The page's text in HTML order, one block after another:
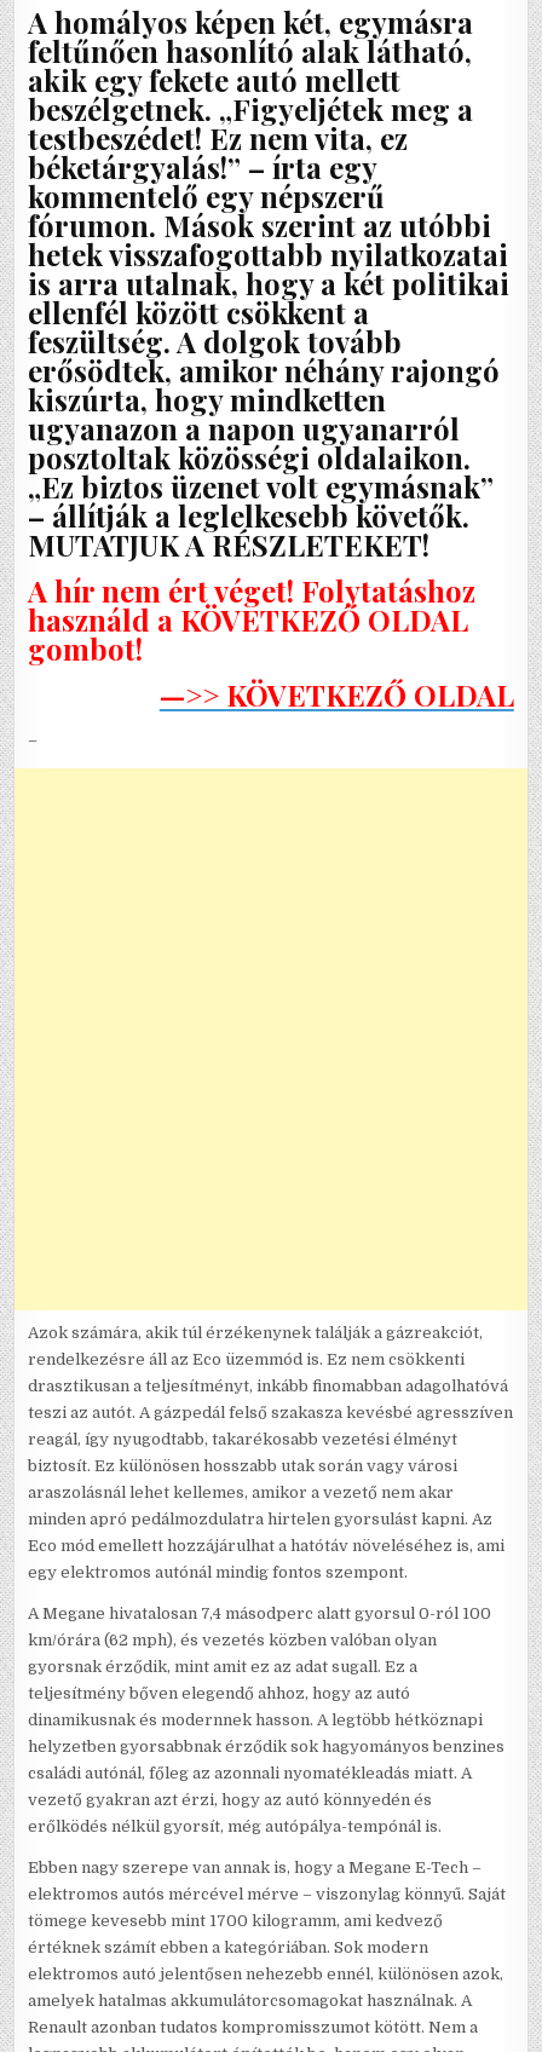
A homályos képen két, egymásra
feltűnően hasonlító alak látható,
akik egy fekete autó mellett
beszélgetnek. „Figyeljétek meg a
testbeszédet! Ez nem vita, ez
béketárgyalás!” – írta egy
kommentelő egy népszerű
fórumon. Mások szerint az utóbbi
hetek visszafogottabb nyilatkozatai
is arra utalnak, hogy a két politikai
ellenfél között csökkent a
feszültség. A dolgok tovább
erősödtek, amikor néhány rajongó
kiszúrta, hogy mindketten
ugyanazon a napon ugyanarról
posztoltak közösségi oldalaikon.
„Ez biztos üzenet volt egymásnak”
– állítják a leglelkesebb követők.
MUTATJUK A RÉSZLETEKET!
A hír nem ért véget! Folytatáshoz
használd a KÖVETKEZŐ OLDAL
gombot!
—>> KÖVETKEZŐ OLDAL
–
Azok számára, akik túl érzékenynek találják a gázreakciót,
rendelkezésre áll az Eco üzemmód is. Ez nem csökkenti
drasztikusan a teljesítményt, inkább finomabban adagolhatóvá
teszi az autót. A gázpedál felső szakasza kevésbé agresszíven
reagál, így nyugodtabb, takarékosabb vezetési élményt
biztosít. Ez különösen hosszabb utak során vagy városi
araszolásnál lehet kellemes, amikor a vezető nem akar
minden apró pedálmozdulatra hirtelen gyorsulást kapni. Az
Eco mód emellett hozzájárulhat a hatótáv növeléséhez is, ami
egy elektromos autónál mindig fontos szempont.
A Megane hivatalosan 7,4 másodperc alatt gyorsul 0-ról 100
km/órára (62 mph), és vezetés közben valóban olyan
gyorsnak érződik, mint amit ez az adat sugall. Ez a
teljesítmény bőven elegendő ahhoz, hogy az autó
dinamikusnak és modernnek hasson. A legtöbb hétköznapi
helyzetben gyorsabbnak érződik sok hagyományos benzines
családi autónál, főleg az azonnali nyomatékleadás miatt. A
vezető gyakran azt érzi, hogy az autó könnyedén és
erőlködés nélkül gyorsít, még autópálya-tempónál is.
Ebben nagy szerepe van annak is, hogy a Megane E-Tech –
elektromos autós mércével mérve – viszonylag könnyű. Saját
tömege kevesebb mint 1700 kilogramm, ami kedvező
értéknek számít ebben a kategóriában. Sok modern
elektromos autó jelentősen nehezebb ennél, különösen azok,
amelyek hatalmas akkumulátorcsomagokat használnak. A
Renault azonban tudatos kompromisszumot kötött. Nem a